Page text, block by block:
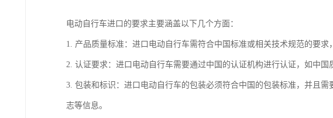
电动自行车进口的要求主要涵盖以下几个方面：
1. 产品质量标准：进口电动自行车需符合中国标准或相关技术规范的要
2. 认证要求：进口电动自行车需要通过中国的认证机构进行认证，如中国
3. 包装和标识：进口电动自行车的包装必须符合中国的包装标准，并且
志等信息。